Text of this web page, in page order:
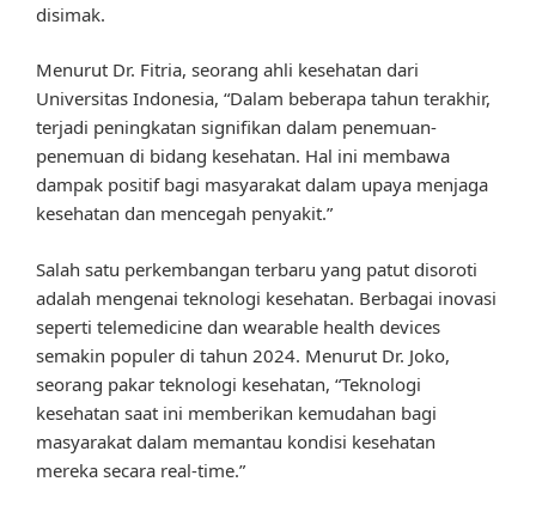
disimak.
Menurut Dr. Fitria, seorang ahli kesehatan dari
Universitas Indonesia, “Dalam beberapa tahun terakhir,
terjadi peningkatan signifikan dalam penemuan-
penemuan di bidang kesehatan. Hal ini membawa
dampak positif bagi masyarakat dalam upaya menjaga
kesehatan dan mencegah penyakit.”
Salah satu perkembangan terbaru yang patut disoroti
adalah mengenai teknologi kesehatan. Berbagai inovasi
seperti telemedicine dan wearable health devices
semakin populer di tahun 2024. Menurut Dr. Joko,
seorang pakar teknologi kesehatan, “Teknologi
kesehatan saat ini memberikan kemudahan bagi
masyarakat dalam memantau kondisi kesehatan
mereka secara real-time.”